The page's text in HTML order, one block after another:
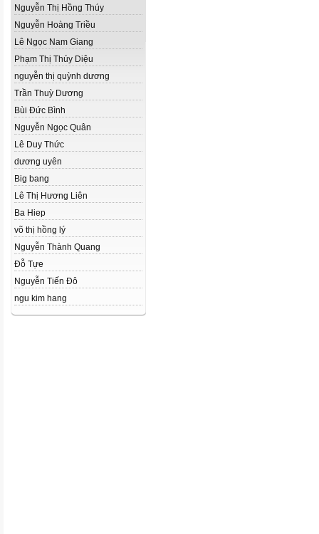
Nguyễn Thị Hồng Thúy
Nguyễn Hoàng Triều
Lê Ngọc Nam Giang
Phạm Thị Thúy Diệu
nguyễn thị quỳnh dương
Trần Thuỳ Dương
Bùi Đức Bình
Nguyễn Ngọc Quân
Lê Duy Thức
dương uyên
Big bang
Lê Thị Hương Liên
Ba Hiep
võ thị hồng lý
Nguyễn Thành Quang
Đỗ Tựe
Nguyễn Tiến Đô
ngu kim hang